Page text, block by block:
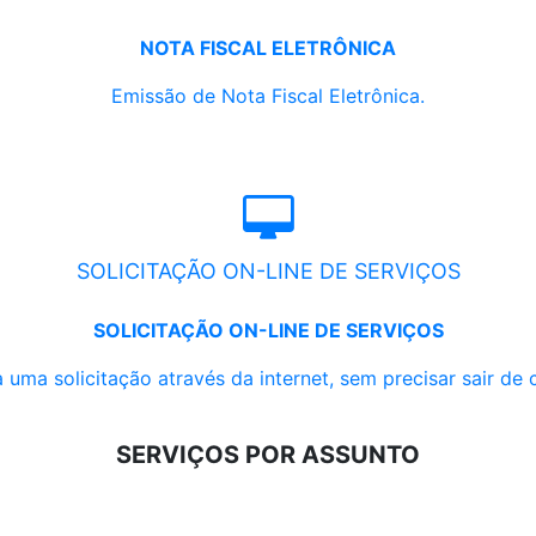
NOTA FISCAL ELETRÔNICA
Emissão de Nota Fiscal Eletrônica.
SOLICITAÇÃO ON-LINE DE SERVIÇOS
SOLICITAÇÃO ON-LINE DE SERVIÇOS
uma solicitação através da internet, sem precisar sair de
SERVIÇOS POR ASSUNTO